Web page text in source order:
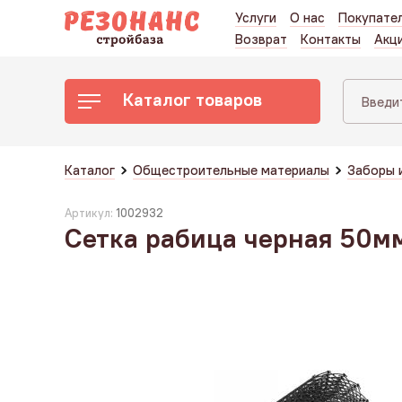
Услуги О нас
Возврат
Контакты
Каталог товаров
Каталог Общестроительные материалы Заборы
Артикул: 1002932
Сетка рабица черная